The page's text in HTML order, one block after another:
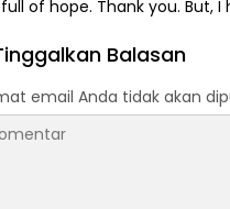
of hope. Thank you. But,
Balasan
email Anda tidak akan